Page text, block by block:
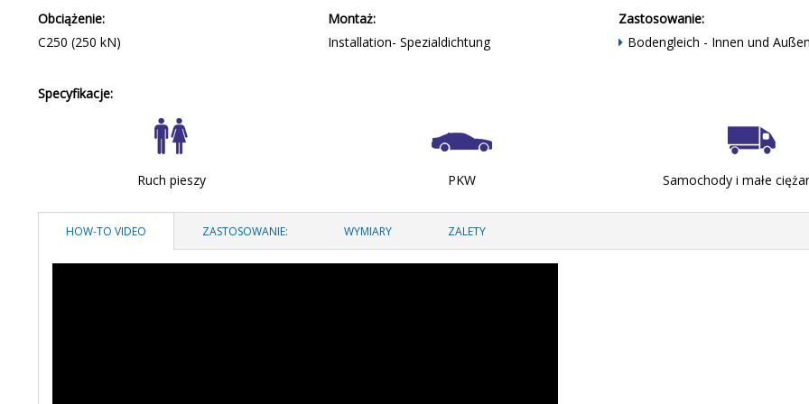
Obciążenie:
C250 (250 kN)
Montaż:
Installation- Spezialdichtung
Zastosowanie:
Bodengleich - Innen und Außen
Specyfikacje:
Ruch pieszy PKW Samochody i małe
HOW-TO VIDEO ZASTOSOWANIE: WYMIARY ZALETY